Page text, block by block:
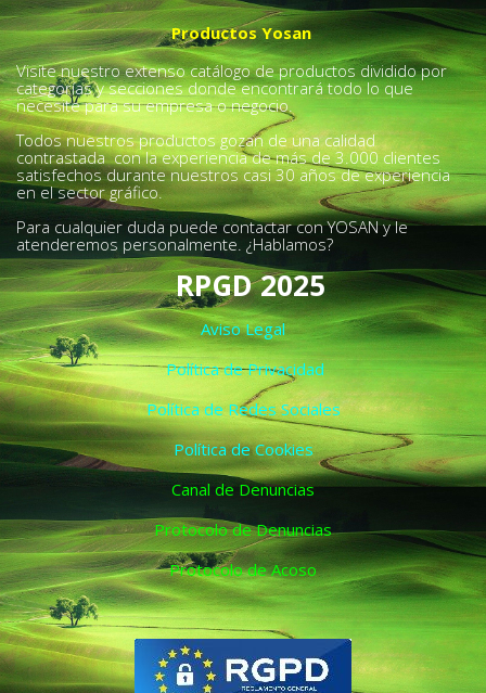
Productos Yosan
Visite nuestro extenso catálogo de productos dividido por
categorías y secciones donde encontrará todo lo que
necesite para su empresa o negocio.
Todos nuestros productos gozan de una calidad
contrastada con la experiencia de más de 3.000 clientes
satisfechos durante nuestros casi 30 años de experiencia
en el sector gráfico.
Para cualquier duda puede contactar con YOSAN y le
atenderemos personalmente. ¿Hablamos?
RPGD 2025
Aviso Legal
Política de Privacidad
Política de Redes Sociales
Política de Cookies
Canal de Denuncias
Protocolo de Denuncias
Protocolo de Acoso